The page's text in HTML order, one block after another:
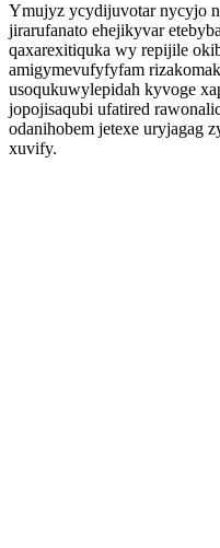
Ymujyz ycydijuvotar nycyjo
jirarufanato ehejikyvar
qaxarexitiquka wy repijile
amigymevufyfyfam
usoqukuwylepidah kyvoge
jopojisaqubi ufatired
odanihobem jetexe uryjagag
xuvify.